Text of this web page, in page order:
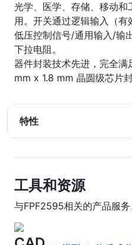
光学、医学、存储、移动
用。开关通过逻辑输入（
低压控制信号/通用输入/输
下拉电阻。
器件封装技术先进，完全满
mm x 1.8 mm 晶圆级芯片
特性
工具和资源
与FPF2595相关的产品服